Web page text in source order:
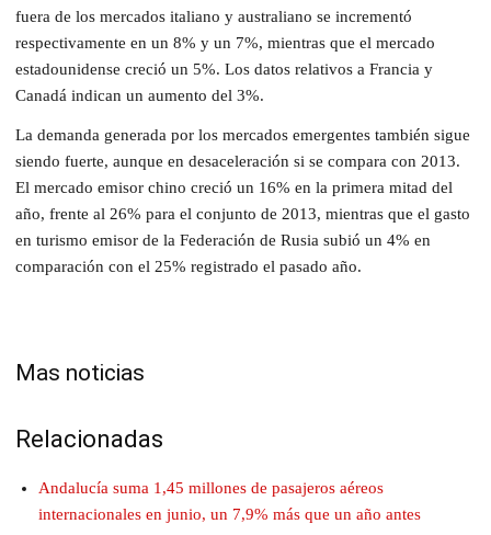
fuera de los mercados italiano y australiano se incrementó
respectivamente en un 8% y un 7%, mientras que el mercado
estadounidense creció un 5%. Los datos relativos a Francia y
Canadá indican un aumento del 3%.
La demanda generada por los mercados emergentes también sigue
siendo fuerte, aunque en desaceleración si se compara con 2013.
El mercado emisor chino creció un 16% en la primera mitad del
año, frente al 26% para el conjunto de 2013, mientras que el gasto
en turismo emisor de la Federación de Rusia subió un 4% en
comparación con el 25% registrado el pasado año.
Mas noticias
Relacionadas
Andalucía suma 1,45 millones de pasajeros aéreos
internacionales en junio, un 7,9% más que un año antes